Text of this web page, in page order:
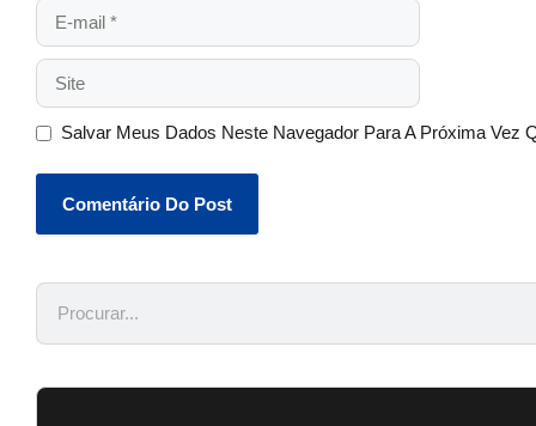
Salvar Meus Dados Neste Navegador Para A Próxima Vez